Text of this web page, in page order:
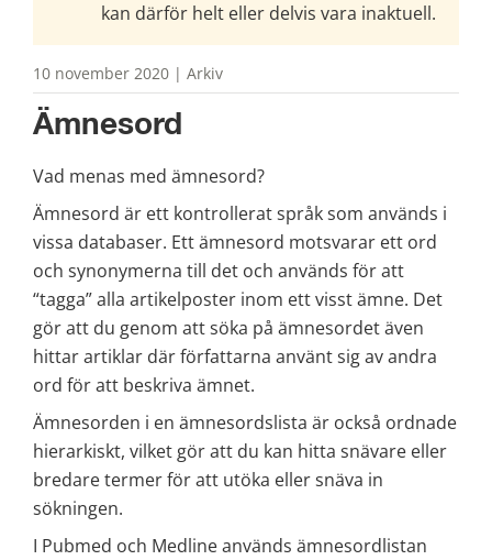
kan därför helt eller delvis vara inaktuell.
10 november 2020 | Arkiv
Ämnesord
Vad menas med ämnesord?
Ämnesord är ett kontrollerat språk som används i
vissa databaser. Ett ämnesord motsvarar ett ord
och synonymerna till det och används för att
“tagga” alla artikelposter inom ett visst ämne. Det
gör att du genom att söka på ämnesordet även
hittar artiklar där författarna använt sig av andra
ord för att beskriva ämnet.
Ämnesorden i en ämnesordslista är också ordnade
hierarkiskt, vilket gör att du kan hitta snävare eller
bredare termer för att utöka eller snäva in
sökningen.
I Pubmed och Medline används ämnesordlistan